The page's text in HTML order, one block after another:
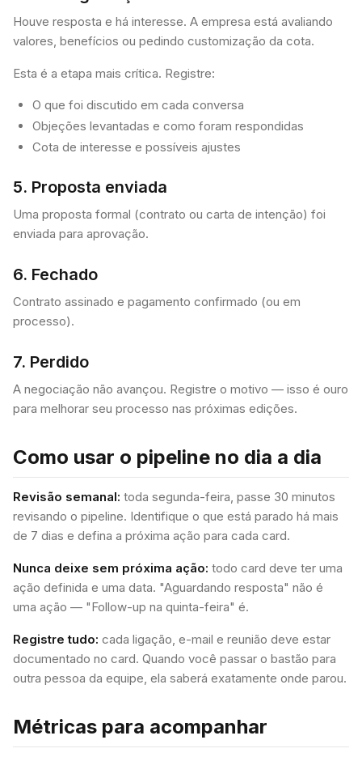
Houve resposta e há interesse. A empresa está avaliando
valores, benefícios ou pedindo customização da cota.
Esta é a etapa mais crítica. Registre:
O que foi discutido em cada conversa
Objeções levantadas e como foram respondidas
Cota de interesse e possíveis ajustes
5. Proposta enviada
Uma proposta formal (contrato ou carta de intenção) foi
enviada para aprovação.
6. Fechado
Contrato assinado e pagamento confirmado (ou em
processo).
7. Perdido
A negociação não avançou. Registre o motivo — isso é ouro
para melhorar seu processo nas próximas edições.
Como usar o pipeline no dia a dia
Revisão semanal: toda segunda-feira, passe 30 minutos
revisando o pipeline. Identifique o que está parado há mais
de 7 dias e defina a próxima ação para cada card.
Nunca deixe sem próxima ação: todo card deve ter uma
ação definida e uma data. "Aguardando resposta" não é
uma ação — "Follow-up na quinta-feira" é.
Registre tudo: cada ligação, e-mail e reunião deve estar
documentado no card. Quando você passar o bastão para
outra pessoa da equipe, ela saberá exatamente onde parou.
Métricas para acompanhar